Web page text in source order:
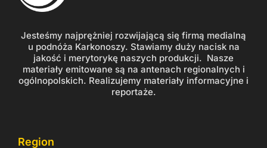
Jesteśmy najprężniej rozwijającą się firmą medialną
u podnóża Karkonoszy. Stawiamy duży nacisk na
jakość i merytorykę naszych produkcji. Nasze
materiały emitowane są na antenach regionalnych i
ogólnopolskich. Realizujemy materiały informacyjne i
reportaże.
Region